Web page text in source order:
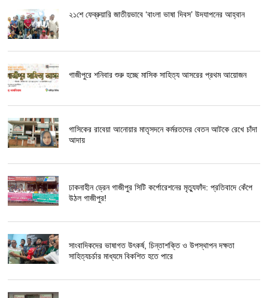
২১শে ফেব্রুয়ারি জাতীয়ভাবে ‘বাংলা ভাষা দিবস’ উদযাপনের আহ্বান
গাজীপুরে শনিবার শুরু হচ্ছে মাসিক সাহিত্য আসরের প্রথম আয়োজন
গাসিকের রাবেয়া আনোয়ার মাতৃসদনে কর্মরতদের বেতন আটকে রেখে চাঁদা
আদায়
ঢাকনাহীন ড্রেন গাজীপুর সিটি কর্পোরেশনের মৃত্যুফাঁদ: প্রতিবাদে কেঁপে
উঠল গাজীপুর!
সাংবাদিকদের ভাষাগত উৎকর্ষ, চিন্তাশক্তি ও উপস্থাপন দক্ষতা
সাহিত্যচর্চার মাধ্যমে বিকশিত হতে পারে